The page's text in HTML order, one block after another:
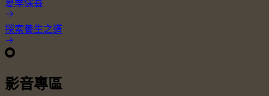
夏季保養
探索養生之道
影音專區